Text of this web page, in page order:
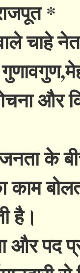
*
चाहे
और
के
है।
और पद